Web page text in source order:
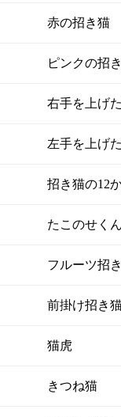
赤の招き猫
ピンクの招
右手を上げ
左手を上げ
招き猫の12
たこのせくん
フルーツ招
前掛け招き
猫虎
きつね猫